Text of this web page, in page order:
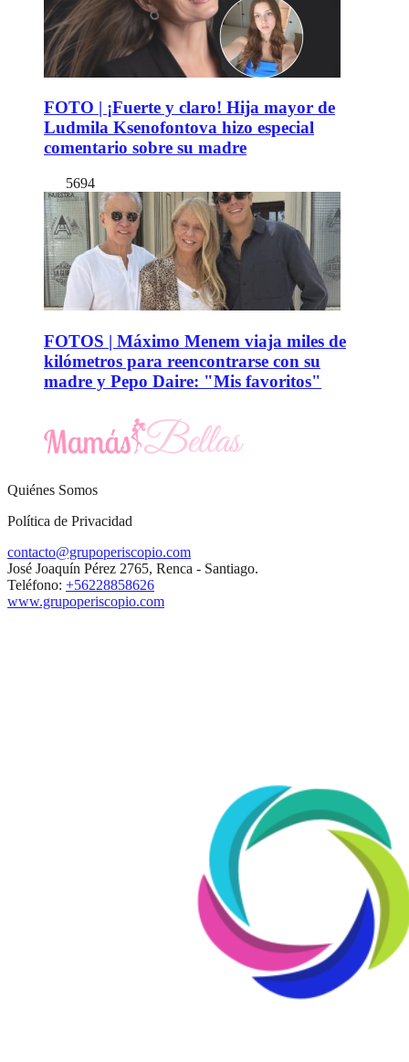
FOTO | ¡Fuerte y claro! Hija mayor de
Ludmila Ksenofontova hizo especial
comentario sobre su madre
5694
FOTOS | Máximo Menem viaja miles de
kilómetros para reencontrarse con su
madre y Pepo Daire: "Mis favoritos"
Quiénes Somos
Política de Privacidad
contacto@grupoperiscopio.com
José Joaquín Pérez 2765, Renca - Santiago.
Teléfono: +56228858626
www.grupoperiscopio.com